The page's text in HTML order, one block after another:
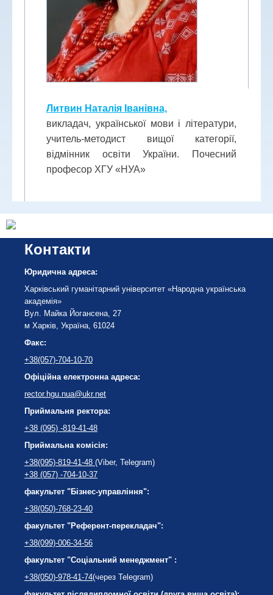
Литвин Наталія Іванівна,
викладач, української мови і літератури,
учитель-методист вищої категорії,
відмінник освіти України. Почесний
професор ХГУ «НУА»
Контакти
Юридична адреса:
Харківський гуманітарний університет «Народна українська
академія»
Вул. Майка Йогансена, 27
м Харків, Україна, 61024
Факс:
+38(057)-704-10-70
Офіційна електронна адреса:
rector.hgu.nua@ukr.net
Приймальня ректора:
+38 (095) -819-41-48
Приймальна комісія:
+38(095)-819-41-48 (Viber, Telegram)
+38 (057) -704-10-37
факультет "Бізнес-управління":
+38(050)-768-23-40
факультет "Референт-перекладач":
+38(099)-006-34-56
факультет "Соціальний менеджмент" :
+38(050)-978-41-74(через Telegram)